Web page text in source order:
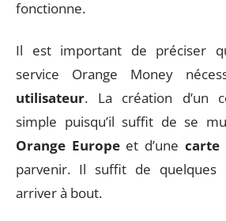
fonctionne.
Il est important de préciser
service Orange Money
utilisateur. La création d’un
simple puisqu’il suffit de se
Orange Europeet d’une carte
parvenir. Il suffit de quelques
arriver à bout.